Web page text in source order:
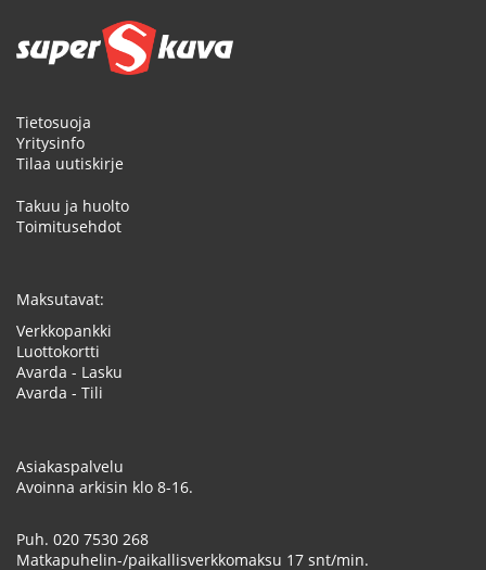
Tietosuoja
Yritysinfo
Tilaa uutiskirje
Takuu ja huolto
Toimitusehdot
Maksutavat:
Verkkopankki
Luottokortti
Avarda - Lasku
Avarda - Tili
Asiakaspalvelu
Avoinna arkisin klo 8-16.
Puh. 020 7530 268
Matkapuhelin-/paikallisverkkomaksu 17 snt/min.